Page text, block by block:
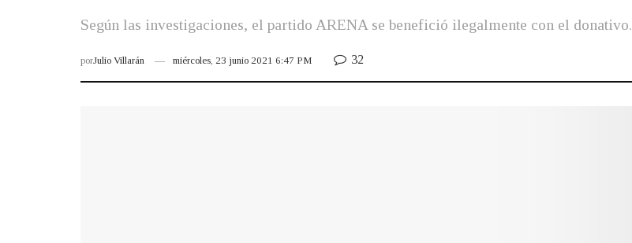
Según las investigaciones, el partido ARENA se benefició ilegalmente con el donativo.
porJulio Villarán miércoles, 23 junio 2021 6:47 PM 32